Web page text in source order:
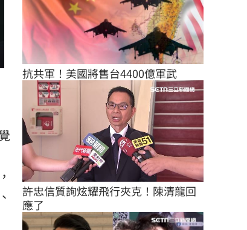
抗共軍！美國將售台4400億軍武
許忠信質詢炫耀飛行夾克！陳清龍回
應了